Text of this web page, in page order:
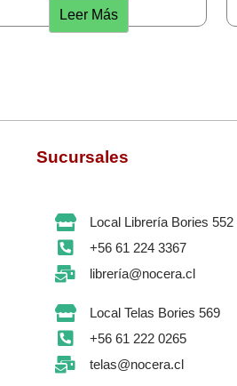
Leer Más
Sucursales
Local Librería Bories 552
+56 61 224 3367
librería@nocera.cl
Local Telas Bories 569
+56 61 222 0265
telas@nocera.cl